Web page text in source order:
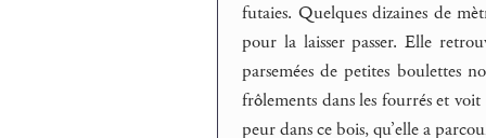
futaies. Quelques dizaines de
pour la laisser passer. Elle
parsemées de petites boulettes
frôlements dans les fourrés et
peur dans ce bois, qu’elle a